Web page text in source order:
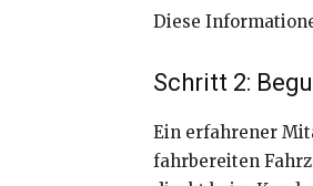
Diese
Schritt 2:
Ein erfahrener
fahrbereiten